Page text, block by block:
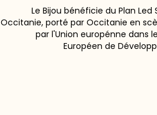
Le Bijou bénéficie du Plan
Occitanie, porté par Occitanie en
par l'Union europénne dans
Européen de